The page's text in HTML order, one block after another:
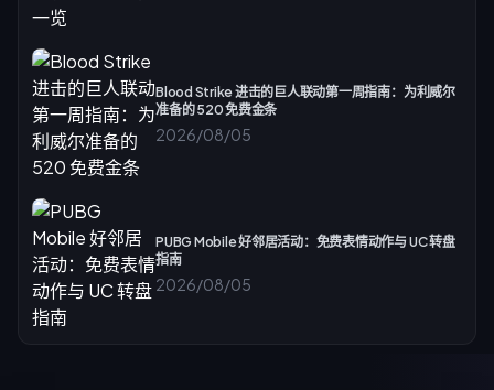
Blood Strike 进击的巨人联动第一周指南：为利威尔
准备的 520 免费金条
2026/08/05
PUBG Mobile 好邻居活动：免费表情动作与 UC 转盘
指南
2026/08/05